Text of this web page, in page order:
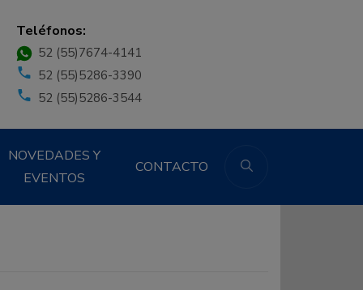
Teléfonos:
52 (55)7674-4141
52 (55)5286-3390
52 (55)5286-3544
NOVEDADES Y
EVENTOS
CONTACTO